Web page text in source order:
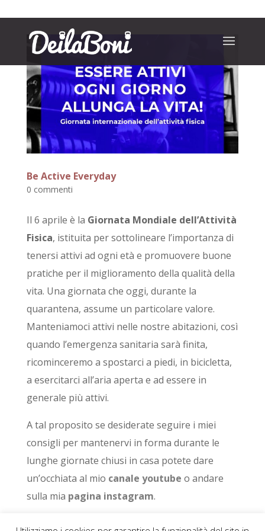
Be Active Everyday
0 commenti
Il 6 aprile è la Giornata Mondiale dell’Attività
Fisica, istituita per sottolineare l’importanza di
tenersi attivi ad ogni età e promuovere buone
pratiche per il miglioramento della qualità della
vita. Una giornata che oggi, durante la
quarantena, assume un particolare valore.
Manteniamoci attivi nelle nostre abitazioni, così
quando l’emergenza sanitaria sarà finita,
ricominceremo a spostarci a piedi, in bicicletta,
a esercitarci all’aria aperta e ad essere in
generale più attivi.
A tal proposito se desiderate seguire i miei
consigli per mantenervi in forma durante le
lunghe giornate chiusi in casa potete dare
un’occhiata al mio canale youtube o andare
sulla mia pagina instagram.